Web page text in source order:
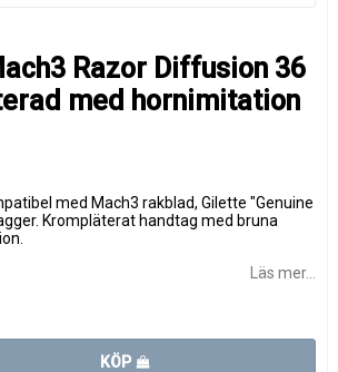
Razor Diffusion 36
med hornimitation
med Mach3 rakblad, Gilette "Genuine
Krompläterat handtag med bruna
Läs mer...
KÖP